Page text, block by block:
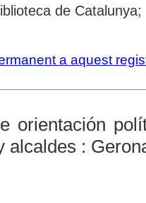
de
a aquest
orientación
alcaldes :